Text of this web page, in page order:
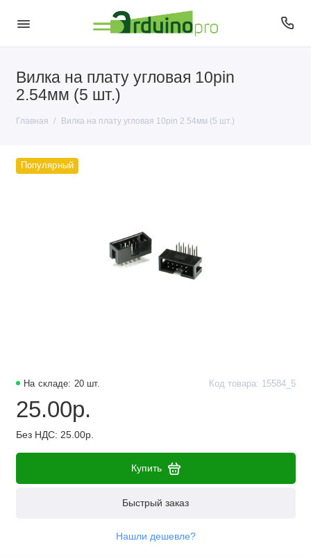
Вилка на плату угловая 10pin
2.54мм (5 шт.)
Главная Вилка на плату угловая 10pin 2.54мм (5 шт.)
Популярный
На складе: 20 шт. Код товара: 15584_5
25.00р.
Без НДС: 25.00р.
Купить
Быстрый заказ
Нашли дешевле?